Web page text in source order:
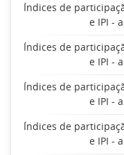
Índices de
e IPI -
Índices de
e IPI -
Índices de
e IPI -
Índices de
e IPI -